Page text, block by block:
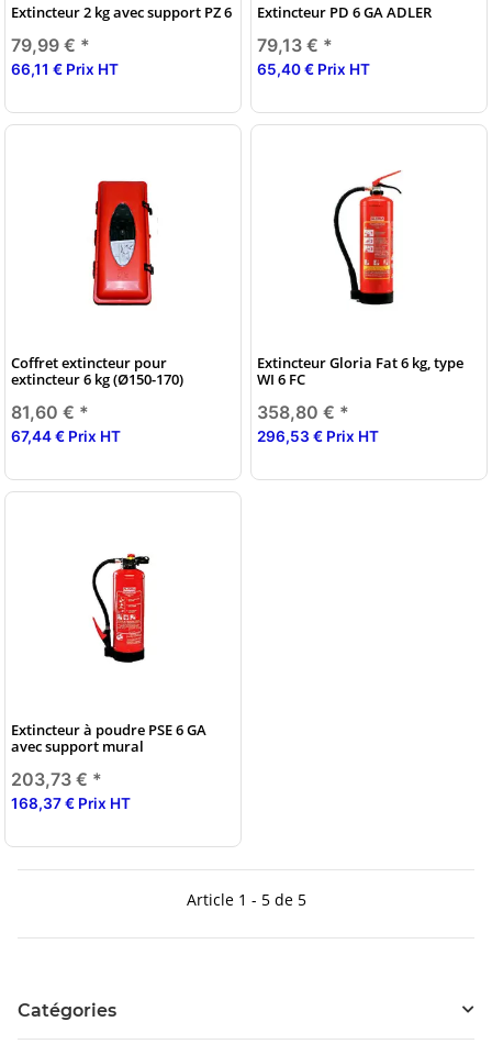
Extincteur 2 kg avec support PZ 6
79,99 € *
66,11 € Prix HT
Extincteur PD 6 GA ADLER
79,13 € *
65,40 € Prix HT
Coffret extincteur pour
extincteur 6 kg (Ø150-170)
81,60 € *
67,44 € Prix HT
Extincteur Gloria Fat 6 kg, type
WI 6 FC
358,80 € *
296,53 € Prix HT
Extincteur à poudre PSE 6 GA
avec support mural
203,73 € *
168,37 € Prix HT
Article 1 - 5 de 5
Catégories